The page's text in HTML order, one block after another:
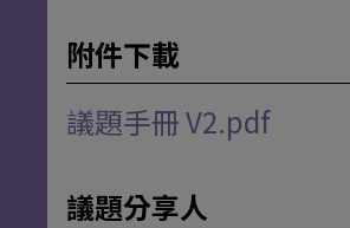
附件下載
議題手冊 V2.pdf
議題分享人